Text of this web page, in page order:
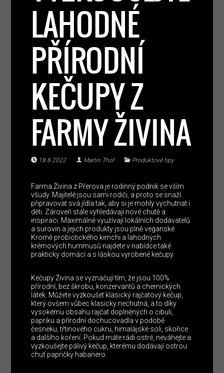
LAHODNÉ
PŘÍRODNÍ
KEČUPY Z
FARMY ŽIVINA
18.8.2022 Martin Thoř Produktové tipy
Farma Živina z Přerova je rodinný podnik se vším
všudy. Majitelé jsou sami rodiči, a proto se snaží
připravovat svá jídla tak, aby si je mohly vychutnat i
děti. Zároveň stále vyhledávají nové chutě a
inspiraci. Maximálně využívají lokálních dodavatelů
a surovin a jejich produkty jsou plně veganské.
Kromě probiotického kimchi a lahodných
krémových hummusů najdete v nabídce také
prakticky domácí a s láskou vyrobené kečupy.
Kečupy Živina se vyznačují tím, že jsou 100%
přírodní, bez škrobu, konzervantů a chemických
látek. Můžete vyzkoušet klasický rajčatový kečup,
který ovšem vůbec klasicky nechutná, a to díky
vysokému obsahu rajčat doplněných o cibuli,
papriku a přírodní dochucovadla v podobě
česneku, třtinového cukru, himalájské soli, skořice
a dalšího koření. Pokud máte rádi ostré, neváhejte a
vyzkoušejte pálivý kečup, kterému dodávají ostrou
chuť papričky habanero.